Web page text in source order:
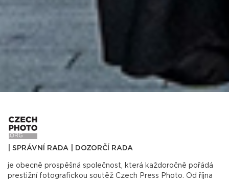
SPRÁVNÍ RADA DOZORČÍ RADA
je obecně prospěšná společnost, která každoročně pořádá
prestižní fotografickou soutěž Czech Press Photo. Od října